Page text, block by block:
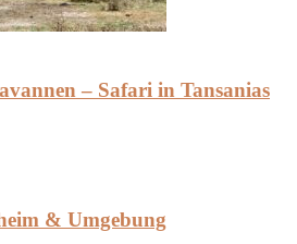
– Safari in Tansanias
& Umgebung